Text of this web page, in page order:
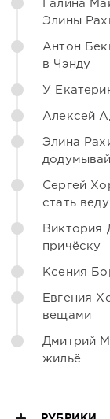
Галина
Элины
Антон
в Чэнду
У
Алексей
Элина
Сергей
стать
Виктория
причёску
Ксения
Евгения
вещами
Дмитрий
жильё